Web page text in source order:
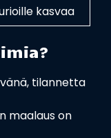
kasvaa
tilannetta
maalaus on